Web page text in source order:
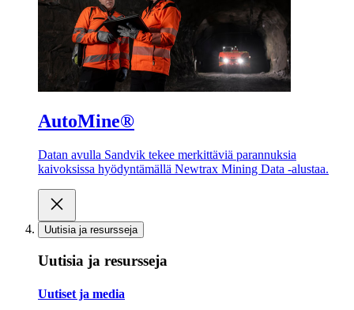
AutoMine®
Datan avulla Sandvik tekee merkittäviä parannuksia
kaivoksissa hyödyntämällä Newtrax Mining Data -alustaa.
Uutisia ja resursseja
Uutisia ja resursseja
Uutiset ja media